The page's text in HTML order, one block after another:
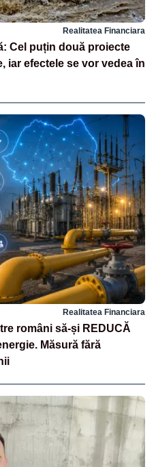
Realitatea Financiara
Cel puțin două proiecte
iar efectele se vor vedea în
Realitatea Financiara
români să-și REDUCĂ
Măsură fără